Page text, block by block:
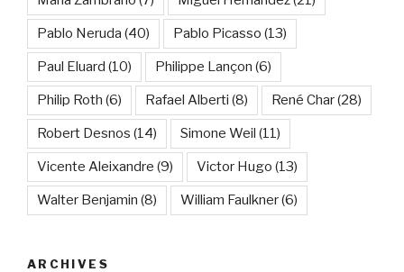
Pablo Neruda (40) Pablo Picasso (13)
Paul Eluard (10) Philippe Lançon (6)
Philip Roth (6) Rafael Alberti (8) René Char(28)
Robert Desnos (14) Simone Weil (11)
Vicente Aleixandre (9) Victor Hugo (13)
Walter Benjamin (8) William Faulkner(6)
ARCHIVES